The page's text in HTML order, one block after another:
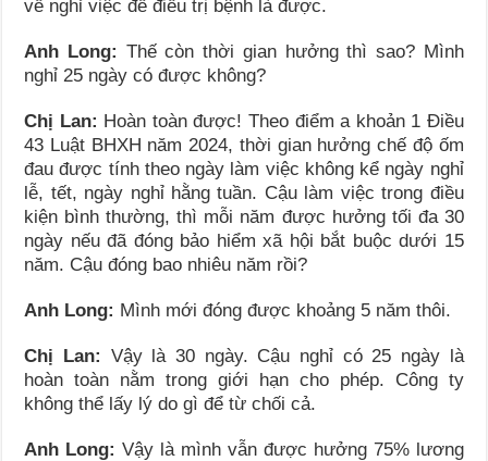
về nghỉ việc để điều trị bệnh là được.
Anh Long: Thế còn thời gian hưởng thì sao? Mình
nghỉ 25 ngày có được không?
Chị Lan: Hoàn toàn được! Theo điểm a khoản 1 Điều
43 Luật BHXH năm 2024, thời gian hưởng chế độ ốm
đau được tính theo ngày làm việc không kể ngày nghỉ
lễ, tết, ngày nghỉ hằng tuần. Cậu làm việc trong điều
kiện bình thường, thì mỗi năm được hưởng tối đa 30
ngày nếu đã đóng bảo hiểm xã hội bắt buộc dưới 15
năm. Cậu đóng bao nhiêu năm rồi?
Anh Long: Mình mới đóng được khoảng 5 năm thôi.
Chị Lan: Vậy là 30 ngày. Cậu nghỉ có 25 ngày là
hoàn toàn nằm trong giới hạn cho phép. Công ty
không thể lấy lý do gì để từ chối cả.
Anh Long: Vậy là mình vẫn được hưởng 75% lương